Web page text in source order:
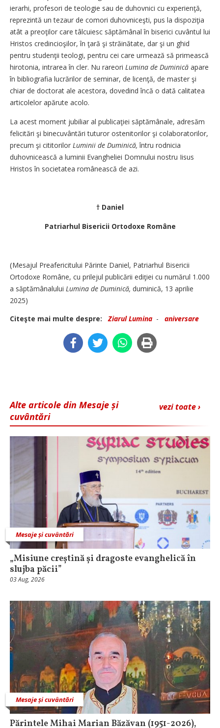
ierarhi, profesori de teologie sau de duhovnici cu experienţă,
reprezintă un tezaur de comori duhovniceşti, pus la dispoziţia
atât a preoţilor care tâlcuiesc săptămânal în biserici cuvântul lui
Hristos credincioşilor, în ţară şi străinătate, dar şi un ghid
pentru studenţii teologi, pentru cei care urmează să primească
hirotonia, intrarea în cler. Nu rareori Lumina de Duminică apare
în bibliografia lucrărilor de seminar, de licenţă, de master şi
chiar de doctorat ale acestora, dovedind încă o dată calitatea
articolelor apărute acolo.
La acest moment jubiliar al publicaţiei săptămânale, adresăm
felicitări şi binecuvântări tuturor ostenitorilor şi colaboratorilor,
precum şi cititorilor ­ Luminii de Duminică, întru rodnicia
duhovnicească a luminii Evangheliei Domnului nostru ­Iisus
Hristos în societatea românească de azi.
† Daniel
Patriarhul Bisericii Ortodoxe Române
(Mesajul Preafericitului Părinte Daniel, Patriarhul Bisericii
Ortodoxe Române, cu prilejul publicării ediţiei cu numărul 1.000
a săptămânalului Lumina de Duminică, duminică, 13 aprilie
2025)
Citeşte mai multe despre:
Ziarul Lumina - aniversare
vezi toate ›
Alte articole din Mesaje și
cuvântări
Mesaje și cuvântări
„Misiune creștină și dragoste evanghelică în
slujba păcii”
03 Aug, 2026
Mesaje și cuvântări
Părintele Mihai Marian Băzăvan (1951-2026),